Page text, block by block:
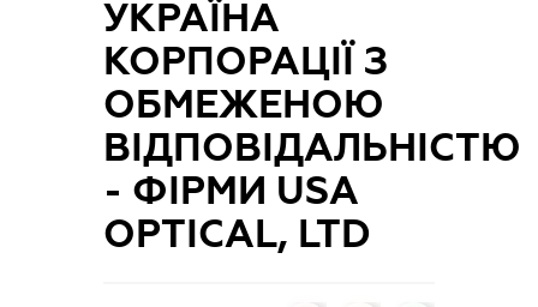
УКРАЇНА
КОРПОРАЦІЇ З
ОБМЕЖЕНОЮ
ВІДПОВІДАЛЬНІСТЮ
- ФІРМИ USA
OPTICAL, LTD